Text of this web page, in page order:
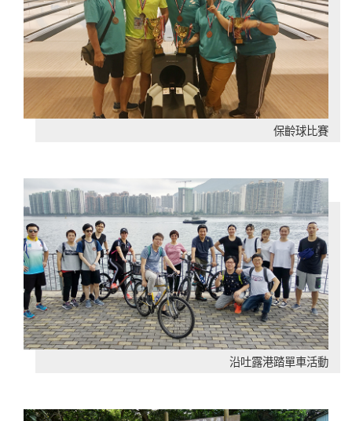
保齡球比賽
沿吐露港踏單車活動